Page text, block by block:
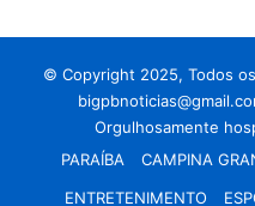
© Copyright 2025, Todos
Orgulhosamente
PARAÍBA
CAMPINA
ENTRETENIMENTO